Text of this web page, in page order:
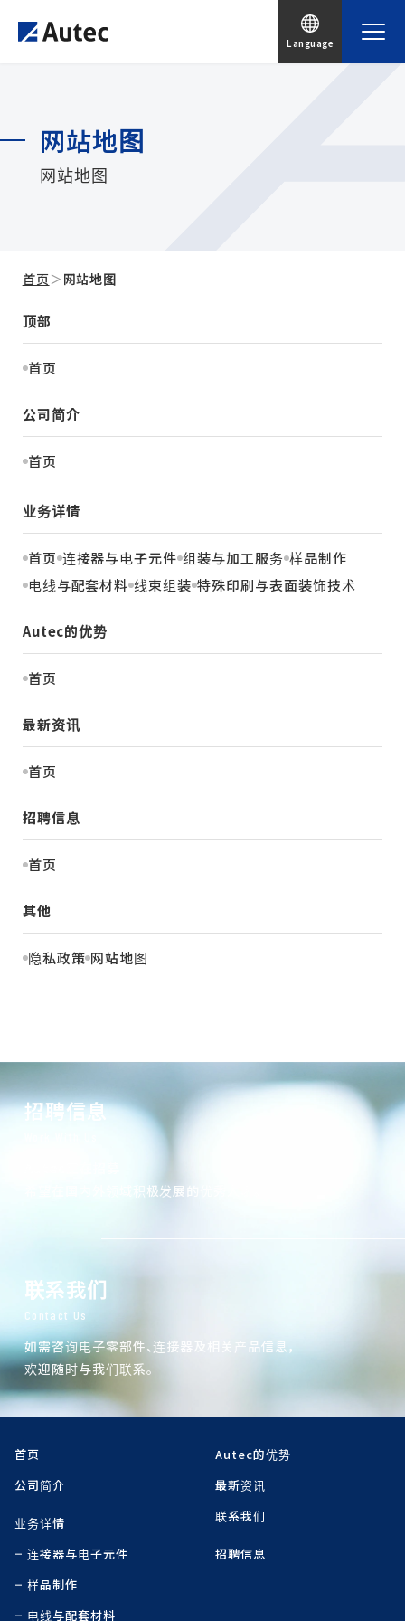
Language
网站地图
网站地图
首页＞ 网站地图
顶部
首页
公司简介
首页
业务详情
首页 连接器与电子元件 组装与加工服务 样品制作
电线与配套材料 线束组装 特殊印刷与表面装饰技术
Autec的优势
首页
最新资讯
首页
招聘信息
首页
其他
隐私政策 网站地图
招聘信息
希望在国内外领域积极发展的优秀人才。
联系我们
Contact Us
如需咨询电子零部件、连接器及相关产品信息，
欢迎随时与我们联系。
首页
公司简介
业务详情
连接器与电子元件
样品制作
电线与配套材料
Autec的优势
最新资讯
联系我们
招聘信息